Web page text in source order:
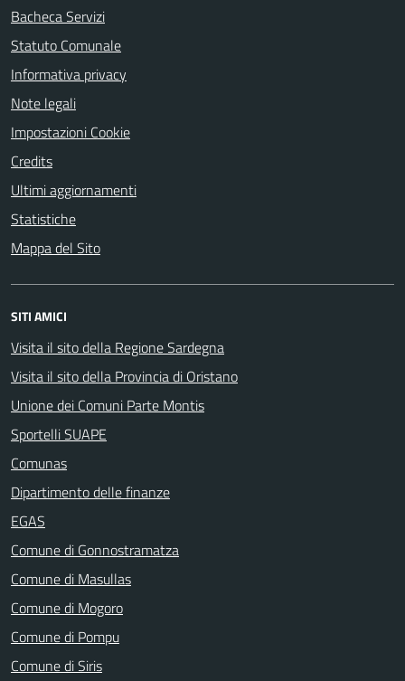
Bacheca Servizi
Statuto Comunale
Informativa privacy
Note legali
Impostazioni Cookie
Credits
Ultimi aggiornamenti
Statistiche
Mappa del Sito
SITI AMICI
Visita il sito della Regione Sardegna
Visita il sito della Provincia di Oristano
Unione dei Comuni Parte Montis
Sportelli SUAPE
Comunas
Dipartimento delle finanze
EGAS
Comune di Gonnostramatza
Comune di Masullas
Comune di Mogoro
Comune di Pompu
Comune di Siris